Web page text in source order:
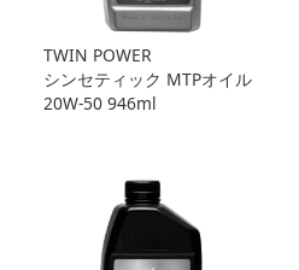
TWIN POWER
シンセティック MTPオイル
20W-50 946ml